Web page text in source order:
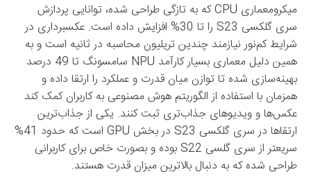
میکرومعماری CPU که به تازگی طراحی شده، توانایی پردازش
سری گلکسی S23 را تا 30% افزایش داده است. عکسبرداری در
شرایط کم‌نور نیازمند چندین تریلیون محاسبه در ثانیه است و به
همین دلیل معماری بسیار کارآمد NPU سامسونگ تا 49 درصد
بهینه‌سازی شده تا توازن میان قدرت و عملکرد را ارتقا داده و
همزمان با استفاده از الگوریتم هوش مصنوعی به کاربران کمک کند
عکس‌ها و ویدیوهای جذاب‌تری ثبت کنند. یکی از جذاب‌ترین
ارتقاها در سری گلکسی S23 در بخش GPU است که حدود 41%
سریعتر از سری گلسی S22 بوده و بصورت خاص برای کاربرانی
طراحی شده که به دنبال بالاترین میزان قدرت هستند.